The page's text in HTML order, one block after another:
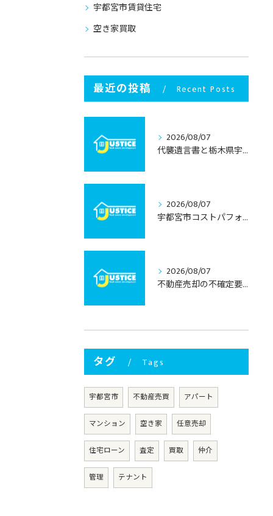
宇都宮市賃貸住宅
空き家買取
最近の投稿 Recent Posts
2026/08/07
代襲遺言書と栃木県宇都宮市での不動産相続を安心して進めるための実務ガイド
2026/08/07
宇都宮市コストパフォーマンス住宅の選び方と栃木県宇都宮市で失敗しない見極めポイント
2026/08/07
不動産売却の不確定要素と栃木県宇都宮市で押さえるべきリスク回避術
タグ Tags
宇都宮市 不動産売買 アパート
マンション 空き家 任意売却
住宅ローン 査定 買取 仲介
管理 テナント